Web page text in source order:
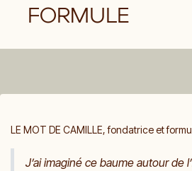
FORMULE
LE MOT DE CAMILLE, fondatrice et
J’ai imaginé ce baume autour de